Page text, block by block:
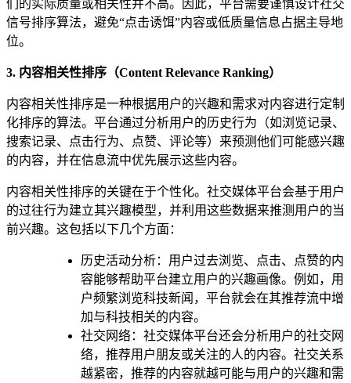
们的实际质量或相关性并不高。因此，平台需要谨慎设计社交
信号排序算法，避免“点击诱饵”内容或低质量信息占据主导地
位。
3. 内容相关性排序（Content Relevance Ranking）
内容相关性排序是一种根据用户的兴趣和需求对内容进行定制
化排序的算法。平台通过分析用户的历史行为（如浏览记录、
搜索记录、点击行为、点赞、评论等）来预测他们可能感兴趣
的内容，并在信息流中优先展示这些内容。
内容相关性排序的关键在于个性化。社交媒体平台会基于用户
的过往行为建立其兴趣模型，并利用这些数据来推测用户的当
前兴趣。这包括以下几个方面：
历史活动分析：用户过去浏览、点击、点赞的内
容能够帮助平台建立用户的兴趣画像。例如，用
户频繁浏览科技新闻，平台就会在其推荐流中增
加与科技相关的内容。
社交网络：社交媒体平台还会分析用户的社交网
络，推荐用户朋友或关注的人的内容。社交关系
越紧密，推荐的内容就越可能与用户的兴趣和需